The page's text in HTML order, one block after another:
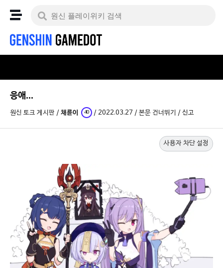
응애...
원신 토크 게시판 / 채륜이 40 / 2022.03.27 / 본문 건너뛰기 / 신고
사용자 차단 설정